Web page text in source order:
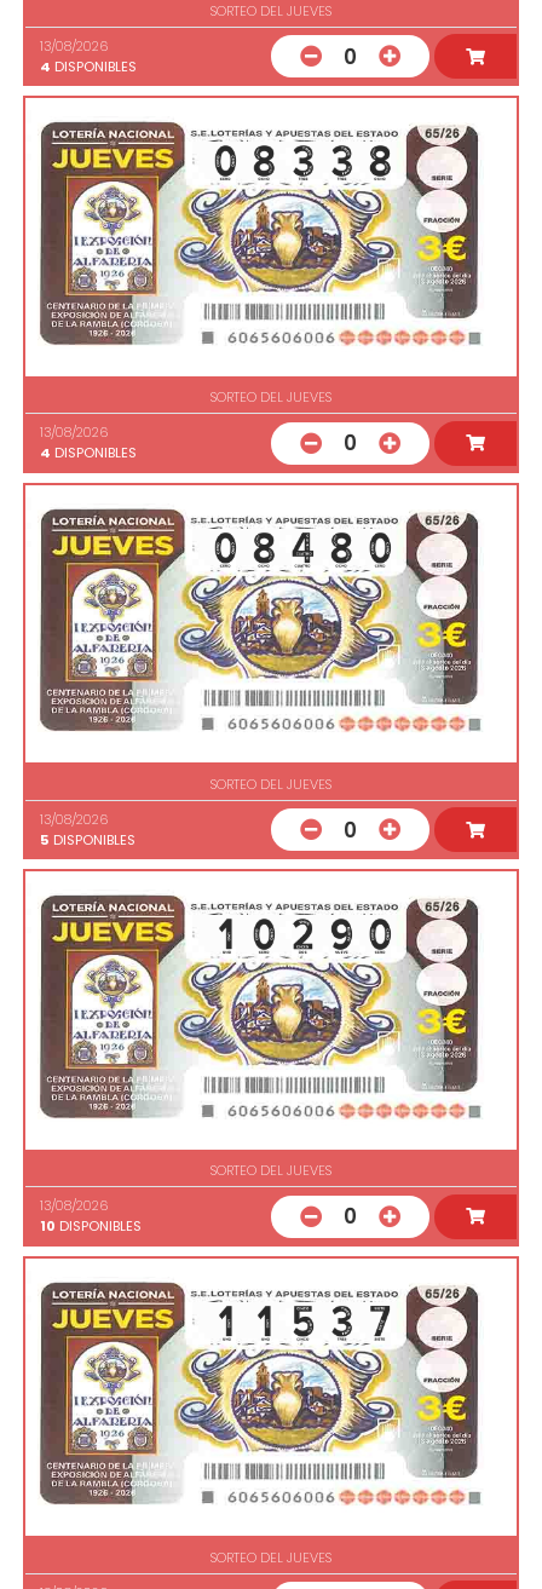
SORTEO DEL JUEVES
13/08/2026
4 DISPONIBLES 0
SORTEO DEL JUEVES
13/08/2026
4 DISPONIBLES 0
SORTEO DEL JUEVES
13/08/2026
5 DISPONIBLES 0
SORTEO DEL JUEVES
13/08/2026
10 DISPONIBLES 0
SORTEO DEL JUEVES